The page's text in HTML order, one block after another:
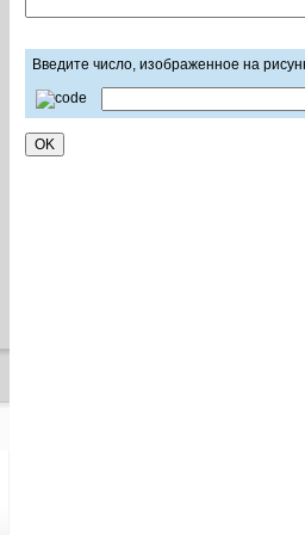
Введите число, изображенное на